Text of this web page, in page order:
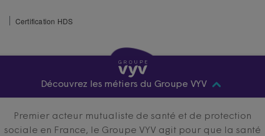
Certification HDS
Découvrez les métiers du Groupe VYV
Premier acteur mutualiste de santé et de protection
sociale en France, le Groupe VYV agit pour que la santé